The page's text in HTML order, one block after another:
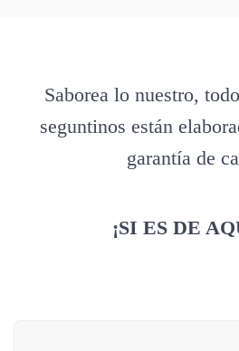
Saborea lo nuestro,
seguntinos están
garantía de
¡SI ES DE